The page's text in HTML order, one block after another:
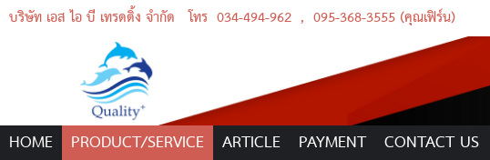
บริษัท เอส ไอ บี เทรดดิ้ง จำกัด โทร 034-494-962 , 095-368-3555 (คุณเฟิร์น)
HOME PRODUCT/SERVICE ARTICLE PAYMENT CONTACT US